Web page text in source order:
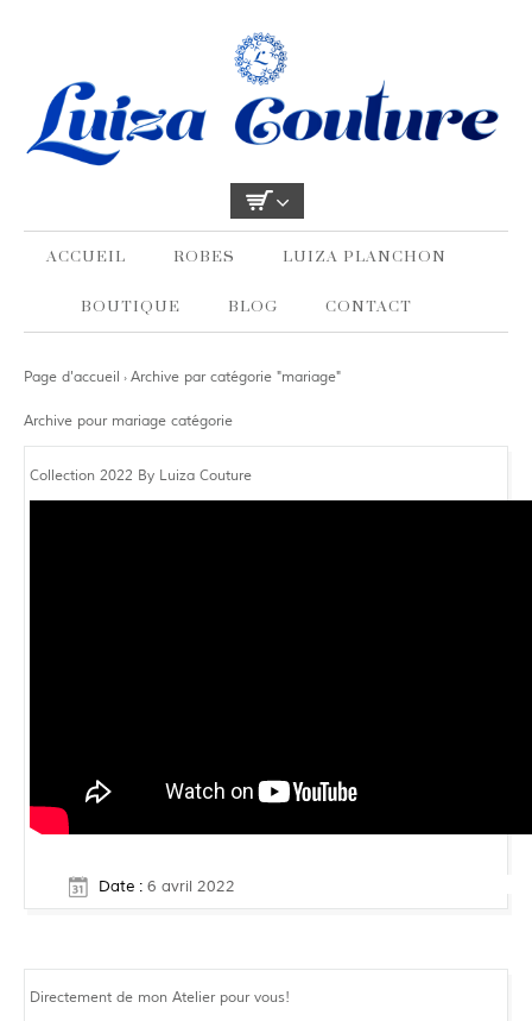
ACCUEIL ROBES LUIZA PLANCHON
BOUTIQUE BLOG CONTACT
Page d'accueil › Archive par catégorie "mariage"
Archive pour mariage catégorie
Collection 2022 By Luiza Couture
Date : 6 avril 2022
Directement de mon Atelier pour vous!